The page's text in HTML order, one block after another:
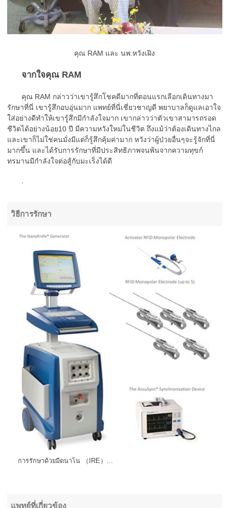
คุณ RAM และ นพ.หวังเฝิง
จากใจคุณ RAM
คุณ RAM กล่าวว่าเขารู้สึกโชคดีมากที่ตอนแรกเลือกเดินทางมา
รักษาที่นี่ เขารู้สึกอบอุ่นมาก แพทย์ที่นี่เชี่ยวชาญดี พยาบาลก็ดูแลเอาใจ
ใส่อย่างดีทำให้เขารู้สึกมีกำลังใจมาก เขากล่าวว่าตัวเขาสามารถรอด
ชีวิตได้อย่างน้อย10 ปี มีความหวังใหม่ในชีวิต ถึงแม้ว่าต้องเดินทางไกล
และเขาก็ไม่ใช่คนมั่งมีแต่ก็รู้สึกคุ้มค่ามาก หวังว่าผู้ป่วยอื่นๆจะรู้จักที่นี่
มากขึ้น และได้รับการรักษาที่มีประสิทธิภาพจนพ้นจากความทุขก์
ทรมานมีกำลังใจต่อสู้กับมะเร็งได้ดี
·
วิธีการรักษา
การรักษาด้วยมีดนาโน （IRE）...
แพทย์ที่เกี่ยวข้อง